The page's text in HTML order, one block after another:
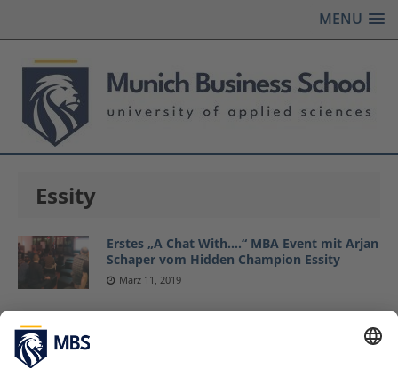
MENU
Essity
Erstes „A Chat With….“ MBA Event mit Arjan
Schaper vom Hidden Champion Essity
März 11, 2019